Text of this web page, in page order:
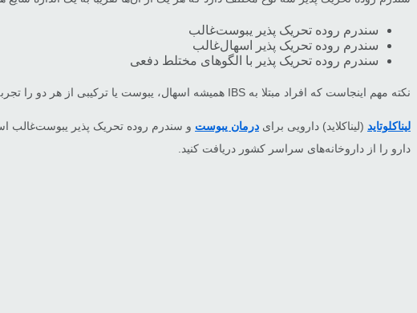
سندرم روده تحریک پذیر یبوست‌غالب
سندرم روده تحریک پذیر اسهال‌غالب
سندرم روده تحریک پذیر با الگوهای مختلط دفعی
نکته مهم اینجاست که افراد مبتلا به IBS همیشه اسهال، یبوست یا ترکیبی از هر دو را تجربه نمی‌کنند. بلکه این علائم گوارشی به صورت مکرر و طولانی‌مدت در آن‌ها دیده می‌شود.
لیناکلوتاید (لیناکلاید) دارویی برای درمان یبوست و سندرم روده تحریک پذیر یبوست‌غالب
دارو را از داروخانه‌های سراسر کشور دریافت کنید.